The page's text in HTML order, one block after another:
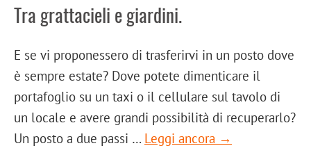
Tra grattacieli e giardini.
E se vi proponessero di trasferirvi in un posto dove
è sempre estate? Dove potete dimenticare il
portafoglio su un taxi o il cellulare sul tavolo di
un locale e avere grandi possibilità di recuperarlo?
Un posto a due passi … Leggi ancora →